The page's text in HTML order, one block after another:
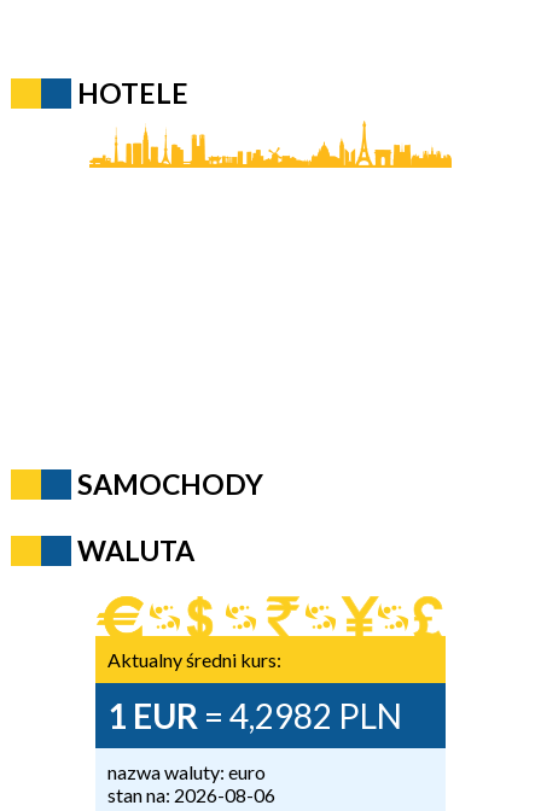
HOTELE
SAMOCHODY
WALUTA
Aktualny średni kurs:
1 EUR = 4,2982 PLN
nazwa waluty: euro
stan na: 2026-08-06